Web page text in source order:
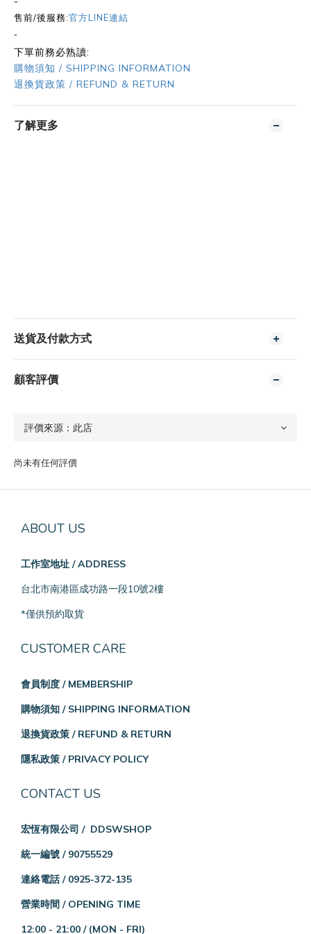
售前/後服務:官方LINE連結
-
下單前務必熟讀:
購物須知 / SHIPPING INFORMATION
退換貨政策 / REFUND & RETURN
了解更多
送貨及付款方式
顧客評價
尚未有任何評價
ABOUT US
工作室地址 / ADDRESS
台北市南港區成功路一段10號2樓
*僅供預約取貨
CUSTOMER CARE
會員制度 / MEMBERSHIP
購物須知 / SHIPPING INFORMATION
退換貨政策 / REFUND & RETURN
隱私政策 / PRIVACY POLICY
CONTACT US
宏恆有限公司 / DDSWSHOP
統一編號 / 90755529
連絡電話 / 0925-372-135
營業時間 / OPENING TIME
12:00 - 21:00 / (MON - FRI)